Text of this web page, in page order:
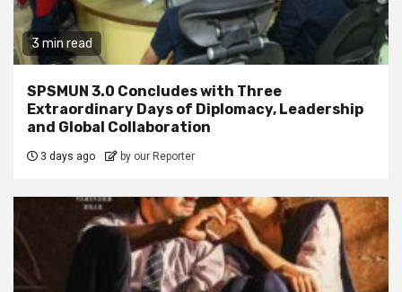
3 min read
SPSMUN 3.0 Concludes with Three
Extraordinary Days of Diplomacy, Leadership
and Global Collaboration
3 days ago by our Reporter